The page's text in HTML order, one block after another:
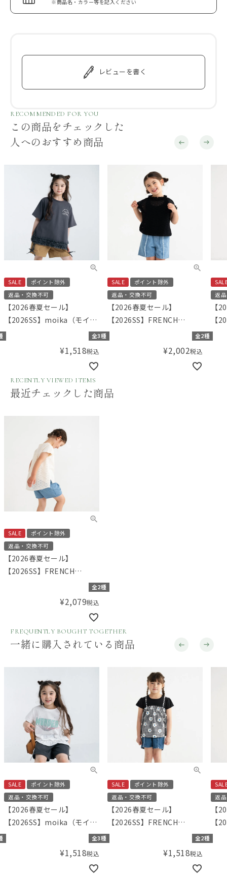
※商品名・カラー等を記入ください
レビューを書く
RECOMMENDED FOR YOU
この商品をチェックした
人へのおすすめ商品
SALE
ポイント除外
返品・交換不可
【2026春夏セール】
【2026SS】moika（モイ
カ）裾フリルTシャツ
全3種
¥1,518税込
SALE
ポイント除外
返品・交換不可
【2026春夏セール】
【2026SS】FRENCH
Aming（フレンチアミン
全2種
¥2,002税込
返
【
【
RECENTLY VIEWED ITEMS
最近チェックした商品
SALE
ポイント除外
返品・交換不可
【2026春夏セール】
【2026SS】FRENCH
全2種
¥2,079税込
FREQUENTLY BOUGHT TOGETHER
一緒に購入されている商品
SALE
ポイント除外
返品・交換不可
【2026春夏セール】
【2026SS】moika（モイ
カ）バルーンTシャツ
全3種
¥1,518税込
SALE
ポイント除外
返品・交換不可
【2026春夏セール】
【2026SS】FRENCH
Aming（フレンチアミン
全2種
¥1,518税込
返
【
【
ミ